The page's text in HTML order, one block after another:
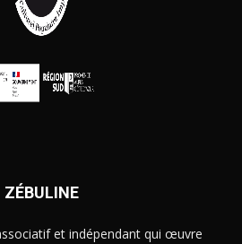
ZÉBULINE
et indépendant qui œuvre